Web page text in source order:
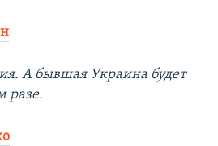
А бывшая Украина будет
разе.